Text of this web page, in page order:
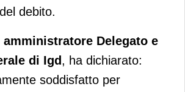
debito.
amministratore Delegato e
di Igd, ha dichiarato:
soddisfatto per